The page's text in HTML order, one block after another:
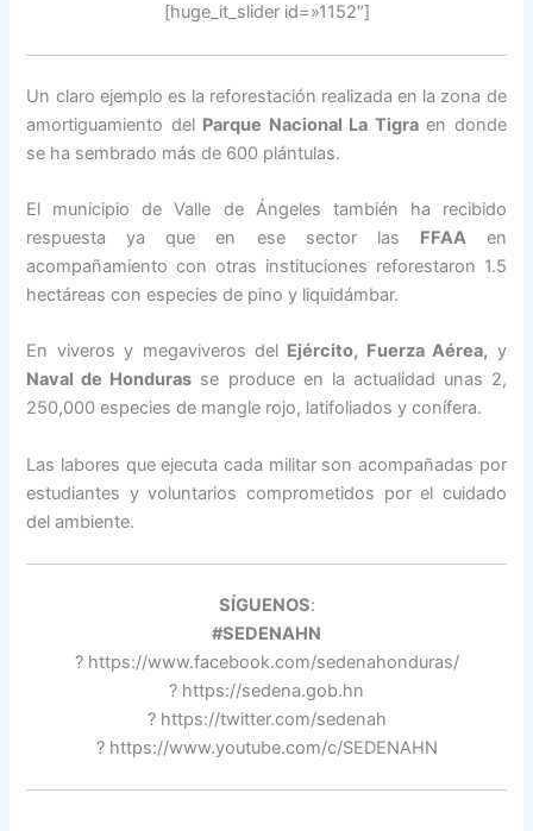
[huge_it_slider id=»1152″]
Un claro ejemplo es la reforestación realizada en la zona de
amortiguamiento del Parque Nacional La Tigraen donde
se ha sembrado más de 600 plántulas.
El municipio de Valle de Ángeles también ha recibido
respuesta ya que en ese sector las FFAAen
acompañamiento con otras instituciones reforestaron 1.5
hectáreas con especies de pino y liquidámbar.
En viveros y megaviveros del Ejército, Fuerza Aérea, y
Naval de Honduras se produce en la actualidad unas 2,
250,000 especies de mangle rojo, latifoliados y conífera.
Las labores que ejecuta cada militar son acompañadas por
estudiantes y voluntarios comprometidos por el cuidado
del ambiente.
SÍGUENOS:
#SEDENAHN
? https://www.facebook.com/sedenahonduras/
? https://sedena.gob.hn
? https://twitter.com/sedenah
? https://www.youtube.com/c/SEDENAHN